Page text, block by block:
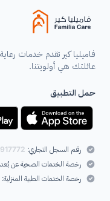
فاميليا كير تقدم خدمات
عائلتك هي أولويتنا.
حمل التطبيق
رقم السجل التجاري:
رخصة الخدمات الصحية عن
رخصة الخدمات الطبية المنزلية: